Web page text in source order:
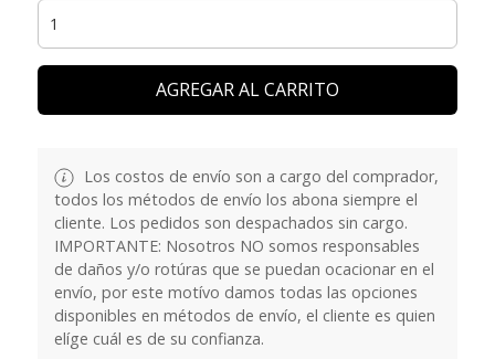
AGREGAR AL CARRITO
Los costos de envío son a cargo del comprador,
todos los métodos de envío los abona siempre el
cliente. Los pedidos son despachados sin cargo.
IMPORTANTE: Nosotros NO somos responsables
de daños y/o rotúras que se puedan ocacionar en el
envío, por este motívo damos todas las opciones
disponibles en métodos de envío, el cliente es quien
elíge cuál es de su confianza.